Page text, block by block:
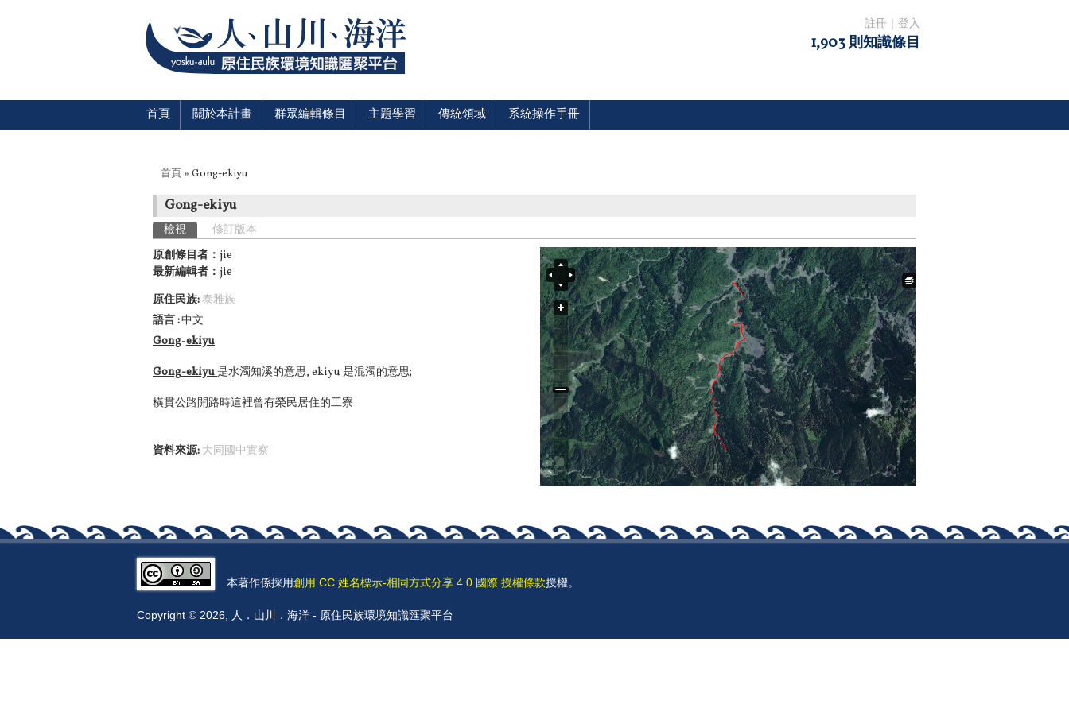
註冊 登入
1,903 則知識條目
首頁 關於本計畫 群眾編輯條目 主題學習 傳統領域 系統操作手冊
您在這裡
首頁 » Gong-ekiyu
Gong-ekiyu
主要索引標籤
檢視 (作用中頁籤)
修訂版本
原創條目者： jie
最新編輯者： jie
原住民族: 泰雅族
語言 中文
Gong-ekiyu
Gong-ekiyu是水濁知溪的意思, ekiyu 是混濁的意思;
橫貫公路開路時這裡曾有榮民居住的工寮
資料來源: 大同國中實察
本著作係採用創用 CC 姓名標示-相同方式分享 4.0 國際 授權條款授權。
Copyright © 2026, 人．山川．海洋 - 原住民族環境知識匯聚平台